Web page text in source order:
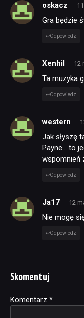
oskacz
Gra będzie
Odpowiedz
Xenhil 12
Ta muzyka
Odpowiedz
western
Jak słyszę
Payne… to
wspomnień
Odpowiedz
Ja17 12
Nie mogę
Odpowiedz
Skomentuj
Komentarz *
Alternative: